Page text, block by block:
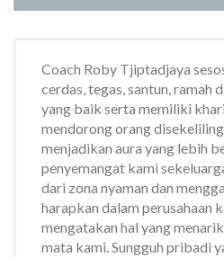
Coach Roby Tjiptadjaya
cerdas, tegas, santun, ramah
yang baik serta memiliki
mendorong orang
menjadikan aura yang lebih
penyemangat kami
dari zona nyaman dan
harapkan dalam perusahaan
mengatakan hal yang
mata kami. Sungguh pribadi